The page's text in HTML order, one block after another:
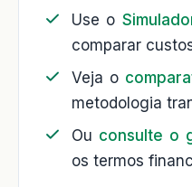
Use o
comparar
Veja o
metodologia
Ou consulte o
os termos